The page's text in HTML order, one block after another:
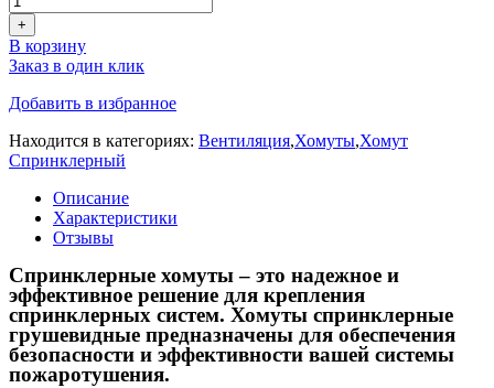
+
В корзину
Заказ в один клик
Добавить в избранное
Находится в категориях: Вентиляция,Хомуты,Хомут
Спринклерный
Описание
Характеристики
Отзывы
Спринклерные хомуты – это надежное и
эффективное решение для крепления
спринклерных систем. Хомуты спринклерные
грушевидные предназначены для обеспечения
безопасности и эффективности вашей системы
пожаротушения.